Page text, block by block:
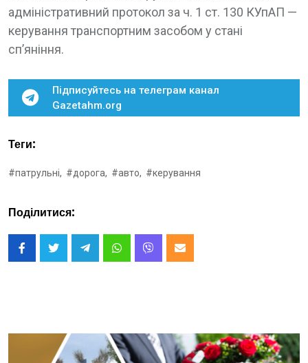
адміністративний протокол за ч. 1 ст. 130 КУпАП —
керування транспортним засобом у стані
сп’яніння.
Підписуйтесь на телеграм канал
Gazetahm.org
Теги:
#патрульні, #дорога, #авто, #керування
Поділитися: